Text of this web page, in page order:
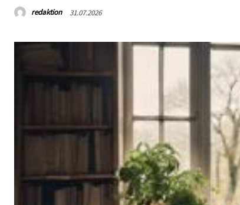
redaktion 31.07.2026